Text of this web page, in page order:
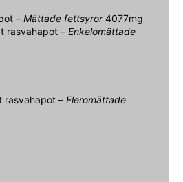
– Mättade fettsyror4077mg
rasvahapot – Enkelomättade
rasvahapot – Fleromättade